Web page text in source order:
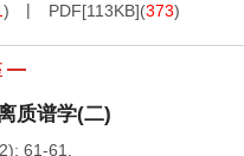
) PDF[113KB](373)
质谱学(二)
61-61.